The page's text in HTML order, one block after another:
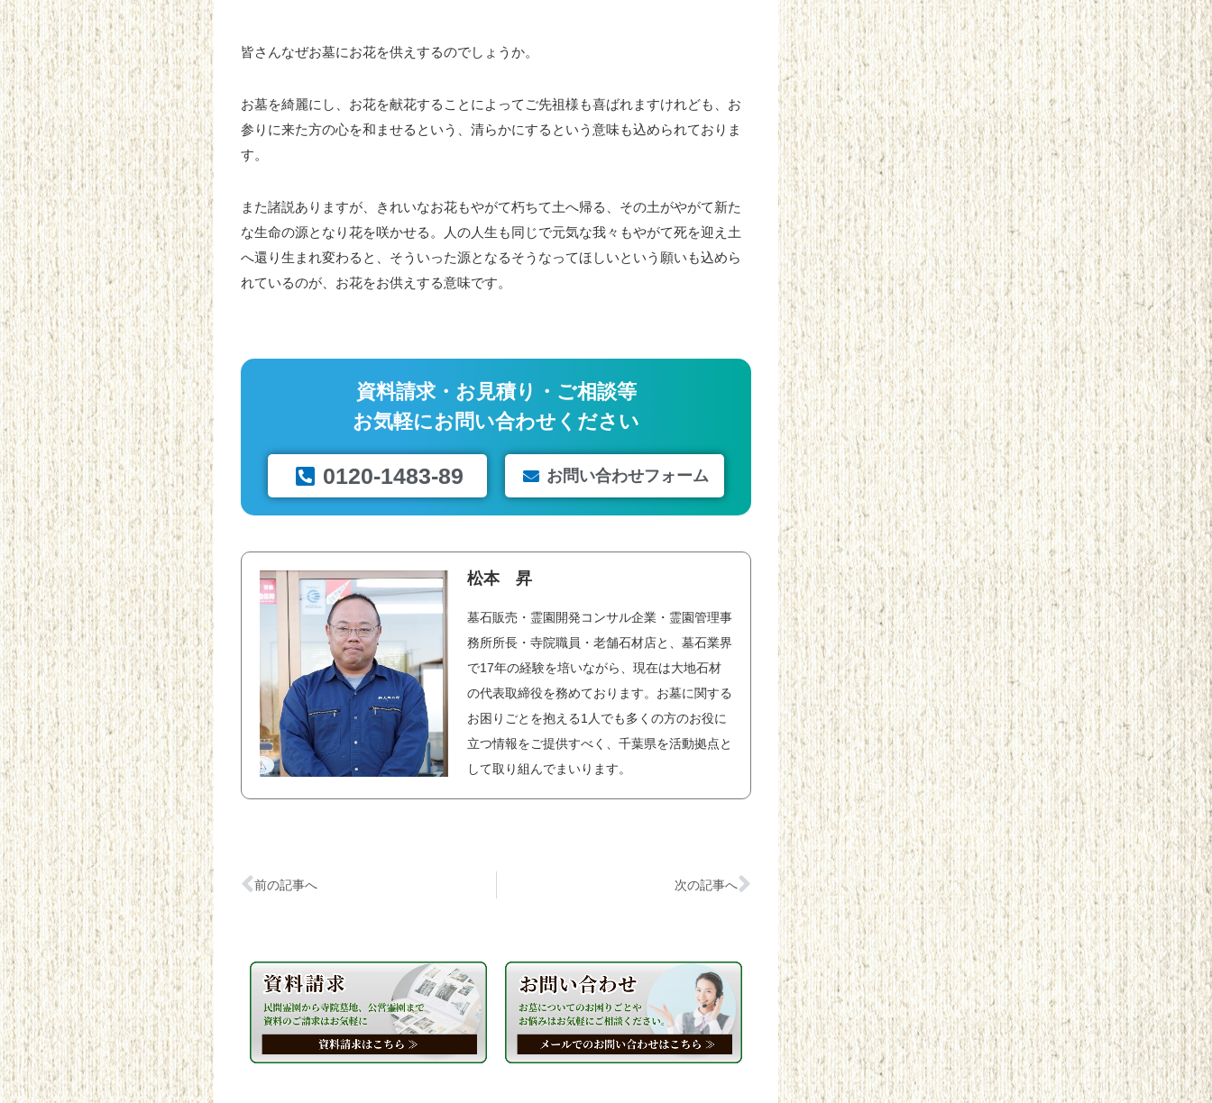
皆さんなぜお墓にお花を供えするのでしょうか。
お墓を綺麗にし、お花を献花することによってご先祖様も喜ばれますけれども、お
参りに来た方の心を和ませるという、清らかにするという意味も込められておりま
す。
また諸説ありますが、きれいなお花もやがて朽ちて土へ帰る、その土がやがて新た
な生命の源となり花を咲かせる。人の人生も同じで元気な我々もやがて死を迎え土
へ還り生まれ変わると、そういった源となるそうなってほしいという願いも込めら
れているのが、お花をお供えする意味です。
資料請求・お見積り・ご相談等
お気軽にお問い合わせください
0120-1483-89 お問い合わせフォーム
松本 昇
墓石販売・霊園開発コンサル企業・霊園管理事
務所所長・寺院職員・老舗石材店と、墓石業界
で17年の経験を培いながら、現在は大地石材
の代表取締役を務めております。お墓に関する
お困りごとを抱える1人でも多くの方のお役に
立つ情報をご提供すべく、千葉県を活動拠点と
して取り組んでまいります。
前の記事へ 次の記事へ